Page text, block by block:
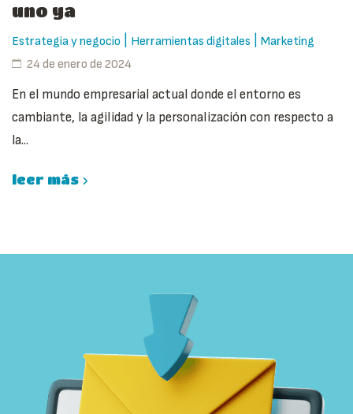
uno ya
Estrategia y negocio Herramientas digitales
Marketing
24 de enero de 2024
En el mundo empresarial actual donde el entorno es
cambiante, la agilidad y la personalización con respecto a
la...
leer más